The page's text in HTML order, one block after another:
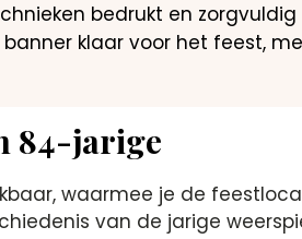
bedrukt en
klaar voor het feest,
84-jarige
waarmee je de
van de jarige